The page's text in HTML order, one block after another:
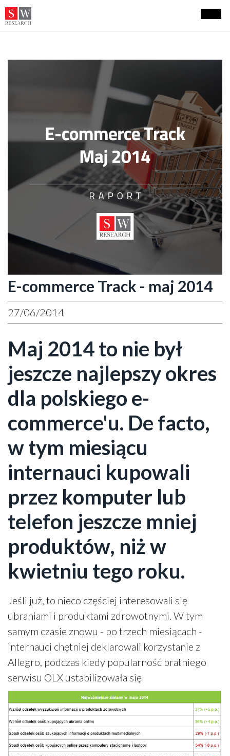
E-commerce Track - maj 2014
27/06/2014
Maj 2014 to nie był
jeszcze najlepszy okres
dla polskiego e-
commerce'u. De facto,
w tym miesiącu
internauci kupowali
przez komputer lub
telefon jeszcze mniej
produktów, niż w
kwietniu tego roku.
Jeśli już, to nieco częściej interesowali się
ubraniami i produktami zdrowotnymi. W tym
samym czasie znowu - po trzech miesiącach -
internauci chętniej deklarowali korzystanie z
Allegro, podczas kiedy popularność bratniego
serwisu OLX ustabilizowała się